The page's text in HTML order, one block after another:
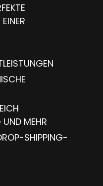
MEHR
SHIPPING-